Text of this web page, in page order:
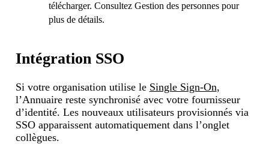
télécharger. ConsultezGestion des personnes pour
plus de détails.
Intégration SSO
Si votre organisation utilise le Single Sign-On,
l’Annuaire reste synchronisé avec votre fournisseur
d’identité. Les nouveaux utilisateurs provisionnés via
SSO apparaissent automatiquement dans l’onglet
collègues.